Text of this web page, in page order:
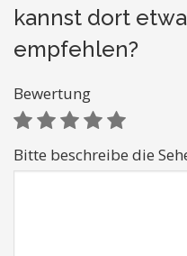
kannst dort
empfehlen?
Bewertung
Bitte beschreibe die